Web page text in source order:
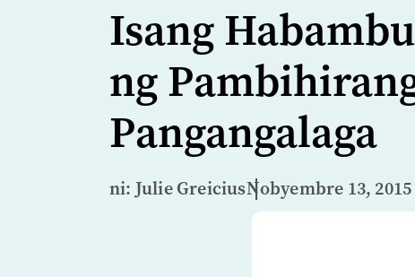
Isang
ng
Pangangalaga
ni: Julie GreiciusNobyembre 13, 2015